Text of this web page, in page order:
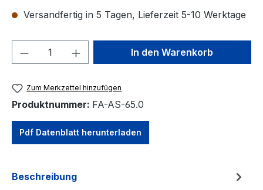
Versandfertig in 5 Tagen, Lieferzeit 5-10 Werktage
Produkt Anzahl: Gib denIn den Warenkorb
Zum Merkzettel hinzufügen
Produktnummer: FA-AS-65.0
Pdf Datenblatt herunterladen
Beschreibung